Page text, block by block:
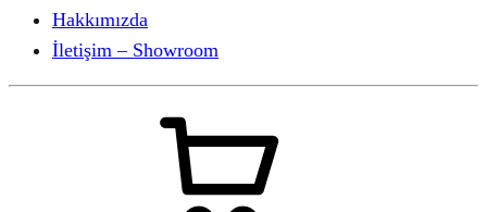
Hakkımızda
İletişim – Showroom